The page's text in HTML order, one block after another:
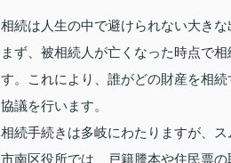
相続は人生の中で避けられない大き
まず、被相続人が亡くなった時点で
す。これにより、誰がどの財産を相
協議を行います。
相続手続きは多岐にわたりますが、
市南区役所では、戸籍謄本や住民票